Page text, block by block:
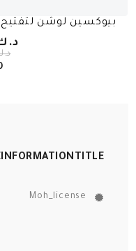
بيوكسين لوشن لتفتيح
د.ك
د.ك
Moh_license